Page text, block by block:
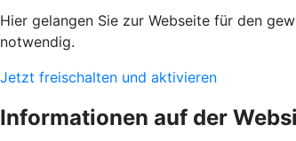
Hier gelangen Sie zur Webseite für den
notwendig.
Jetzt freischalten und aktivieren
Informationen auf der